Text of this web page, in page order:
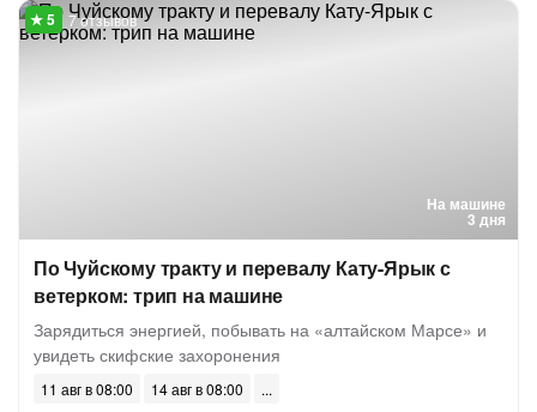
На машине
3 дня
7 отзывов
По Чуйскому тракту и перевалу Кату-Ярык с
ветерком: трип на машине
Зарядиться энергией, побывать на «алтайском Марсе» и
увидеть скифские захоронения
11 авг в 08:00 14 авг в 08:00